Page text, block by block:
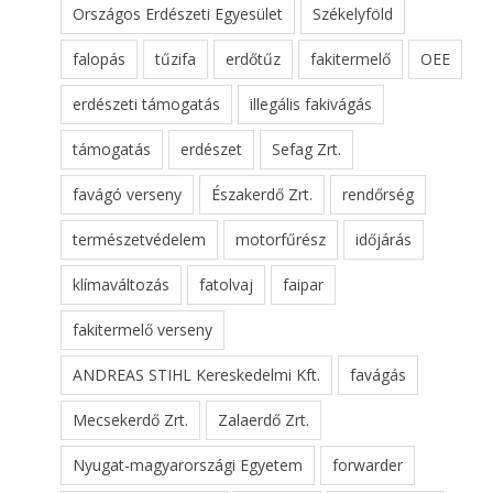
Országos Erdészeti Egyesület Székelyföld
falopás tűzifa erdőtűz fakitermelő OEE
erdészeti támogatás illegális fakivágás
támogatás erdészet Sefag Zrt.
favágó verseny Északerdő Zrt. rendőrség
természetvédelem motorfűrész időjárás
klímaváltozás fatolvaj faipar
fakitermelő verseny
ANDREAS STIHL Kereskedelmi Kft. favágás
Mecsekerdő Zrt. Zalaerdő Zrt.
Nyugat-magyarországi Egyetem forwarder